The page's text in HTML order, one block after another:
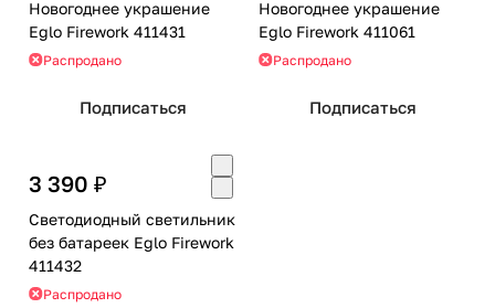
Новогоднее украшение
Eglo Firework 411431
Распродано
Подписаться
Новогоднее украшение
Eglo Firework 411061
Распродано
Подписаться
3 390 ₽
Светодиодный светильник
без батареек Eglo Firework
411432
Распродано